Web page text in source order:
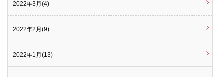
2022年3月(4)
2022年2月(9)
2022年1月(13)